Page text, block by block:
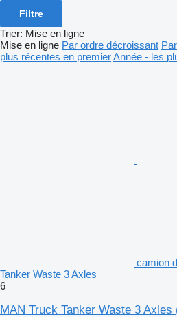
Filtre
Trier: Mise en ligne
Mise en ligne Par ordre décroissant
plus récentes en premierAnnée - les
camion
Tanker Waste 3 Axles
6
MAN Truck Tanker Waste 3 Axles